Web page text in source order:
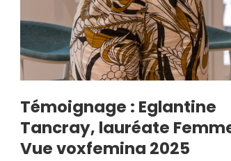
Témoignage : Eglantine
Tancray, lauréate
Vue voxfemina 2025